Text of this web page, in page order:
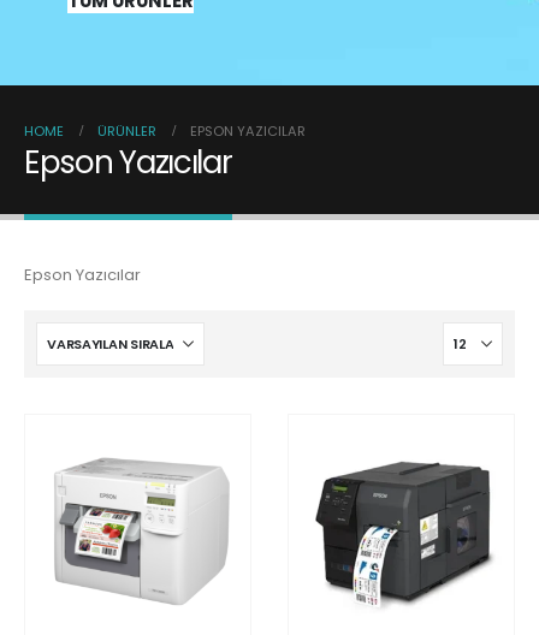
HOME ÜRÜNLER EPSON YAZICILAR
Epson Yazıcılar
Epson Yazıcılar